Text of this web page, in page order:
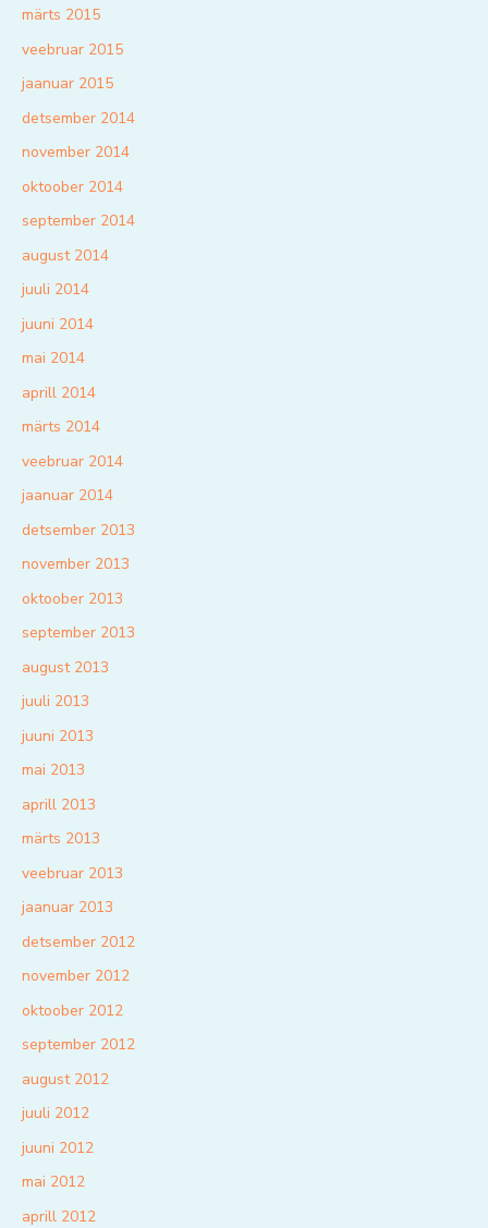
märts 2015
veebruar 2015
jaanuar 2015
detsember 2014
november 2014
oktoober 2014
september 2014
august 2014
juuli 2014
juuni 2014
mai 2014
aprill 2014
märts 2014
veebruar 2014
jaanuar 2014
detsember 2013
november 2013
oktoober 2013
september 2013
august 2013
juuli 2013
juuni 2013
mai 2013
aprill 2013
märts 2013
veebruar 2013
jaanuar 2013
detsember 2012
november 2012
oktoober 2012
september 2012
august 2012
juuli 2012
juuni 2012
mai 2012
aprill 2012